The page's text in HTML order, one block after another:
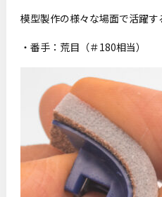
模型製作の様々な場面で活躍す
・番手：荒目（＃180相当）